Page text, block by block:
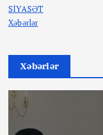
SİYASƏT
Xəbərlər
Xəbərlər